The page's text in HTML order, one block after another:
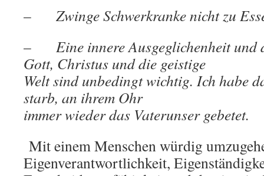
– Zwinge Schwerkranke nicht zu
– Eine innere Ausgeglichenheit und
Gott, Christus und die geistige
Welt sind unbedingt wichtig. Ich habe
starb, an ihrem Ohr
immer wieder das Vaterunser gebetet.
Mit einem Menschen würdig
Eigenverantwortlichkeit,